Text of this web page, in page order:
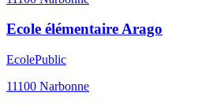
Ecole élémentaire Arago
EcolePublic
11100 Narbonne